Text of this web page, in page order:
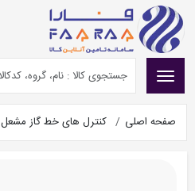
صفحه اصلی کنترل های خط گاز مشعل